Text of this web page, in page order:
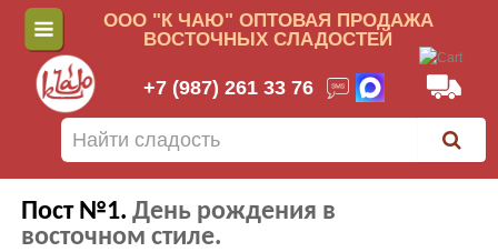
ООО "К ЧАЮ" ОПТОВАЯ ПРОДАЖА
ВОСТОЧНЫХ СЛАДОСТЕЙ
+7 (987) 261 33 76
Пост №1. День рождения в
восточном стиле.